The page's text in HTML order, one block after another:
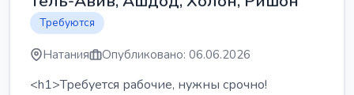
Требуются
Натания Опубликовано: 06.06.2026
<h1>Требуется рабочие, нужны срочно!